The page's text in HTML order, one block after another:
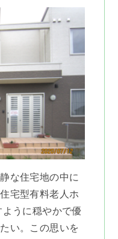
な住宅地の中に
宅型有料老人ホ
うに穏やかで優
い。この思いを